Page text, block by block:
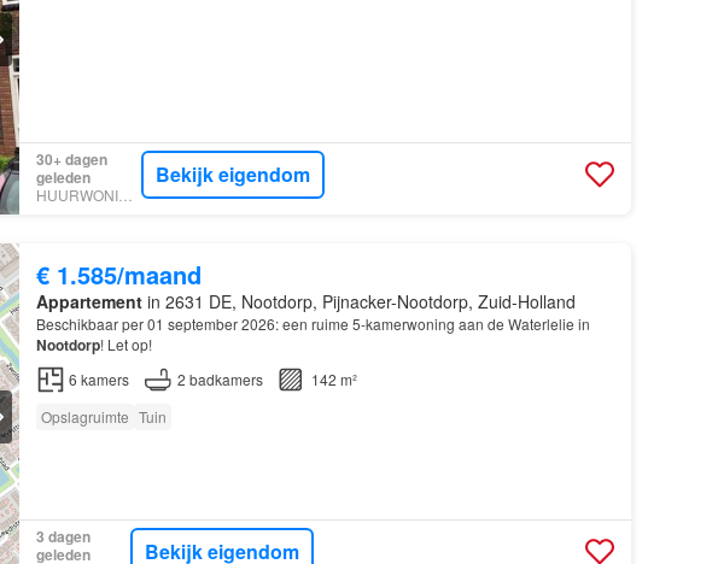
30+ dagen
geleden
HUURWONINGEN
Bekijk eigendom
€ 1.585/maand
Appartementin 2631 DE, Nootdorp, Pijnacker-Nootdorp, Zuid-Holland
Beschikbaar per 01 september 2026: een ruime 5-kamerwoning aan de Waterlelie in
Nootdorp! Let op!
6 kamers 2 badkamers
142 m²
Opslagruimte Tuin
3 dagen
geleden
Bekijk eigendom